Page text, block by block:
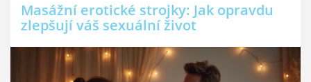
Masážní erotické strojky: Jak opravdu
zlepšují váš sexuální život